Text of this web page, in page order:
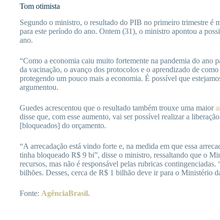
Tom otimista
Segundo o ministro, o resultado do PIB no primeiro trimestre é
para este período do ano. Ontem (31), o ministro apontou a
ano.
“Como a economia caiu muito fortemente na pandemia do ano
da vacinação, o avanço dos protocolos e o aprendizado de
protegendo um pouco mais a economia. É possível que
argumentou.
Guedes acrescentou que o resultado também trouxe uma maior
disse que, com esse aumento, vai ser possível realizar a
[bloqueados] do orçamento.
“A arrecadação está vindo forte e, na medida em que essa
tinha bloqueado R$ 9 bi”, disse o ministro, ressaltando que o
recursos, mas não é responsável pelas rubricas
bilhões. Desses, cerca de R$ 1 bilhão deve ir para o Ministério
Fonte: AgênciaBrasil.